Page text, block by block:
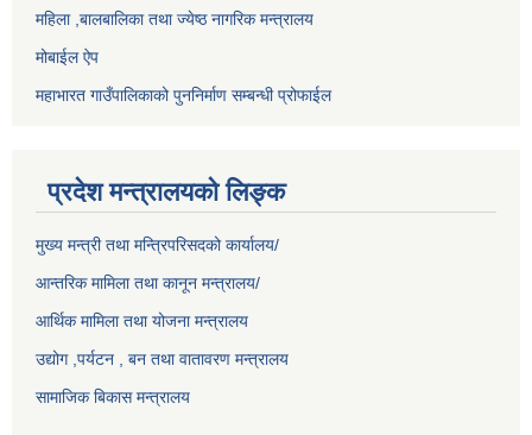
महिला ,बालबालिका तथा ज्येष्ठ नागरिक मन्त्रालय
मोबाईल ऐप
महाभारत गाउँपालिकाको पुननिर्माण सम्बन्धी प्रोफाईल
प्रदेश मन्त्रालयको लिङ्क
मुख्य मन्त्री तथा मन्त्रिपरिसदको कार्यालय/
आन्तरिक मामिला तथा कानून मन्त्रालय/
आर्थिक मामिला तथा योजना मन्त्रालय
उद्योग ,पर्यटन , बन तथा वातावरण मन्त्रालय
सामाजिक बिकास मन्त्रालय